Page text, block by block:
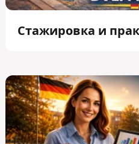
Стажировка и